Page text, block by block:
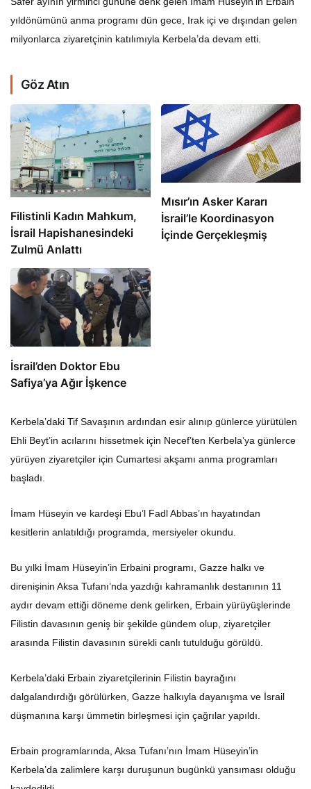
yıldönümünü anma programı dün gece, Irak içi ve dışından gelen
milyonlarca ziyaretçinin katılımıyla Kerbela’da devam etti.
Göz Atın
Filistinli Kadın Mahkum,
İsrail Hapishanesindeki
Zulmü Anlattı
Mısır’ın Asker Kararı
İsrail’le Koordinasyon
İçinde Gerçekleşmiş
İsrail’den Doktor Ebu
Safiya’ya Ağır İşkence
Kerbela’daki Tif Savaşının ardından esir alınıp günlerce yürütülen
Ehli Beyt’in acılarını hissetmek için Necef’ten Kerbela’ya günlerce
yürüyen ziyaretçiler için Cumartesi akşamı anma programları
başladı.
İmam Hüseyin ve kardeşi Ebu’l Fadl Abbas’ın hayatından
kesitlerin anlatıldığı programda, mersiyeler okundu.
Bu yılki İmam Hüseyin’in Erbaini programı, Gazze halkı ve
direnişinin Aksa Tufanı’nda yazdığı kahramanlık destanının 11
aydır devam ettiği döneme denk gelirken, Erbain yürüyüşlerinde
Filistin davasının geniş bir şekilde gündem olup, ziyaretçiler
arasında Filistin davasının sürekli canlı tutulduğu görüldü.
Kerbela’daki Erbain ziyaretçilerinin Filistin bayrağını
dalgalandırdığı görülürken, Gazze halkıyla dayanışma ve İsrail
düşmanına karşı ümmetin birleşmesi için çağrılar yapıldı.
Erbain programlarında, Aksa Tufanı’nın İmam Hüseyin’in
Kerbela’da zalimlere karşı duruşunun bugünkü yansıması olduğu